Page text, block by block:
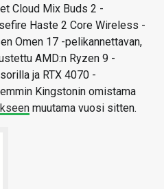
Cloud Mix Buds 2 -
Haste 2 Core Wireless -
Omen 17 -pelikannettavan,
AMD:n Ryzen 9 -
ja RTX 4070 -
Kingstonin omistama
muutama vuosi sitten.